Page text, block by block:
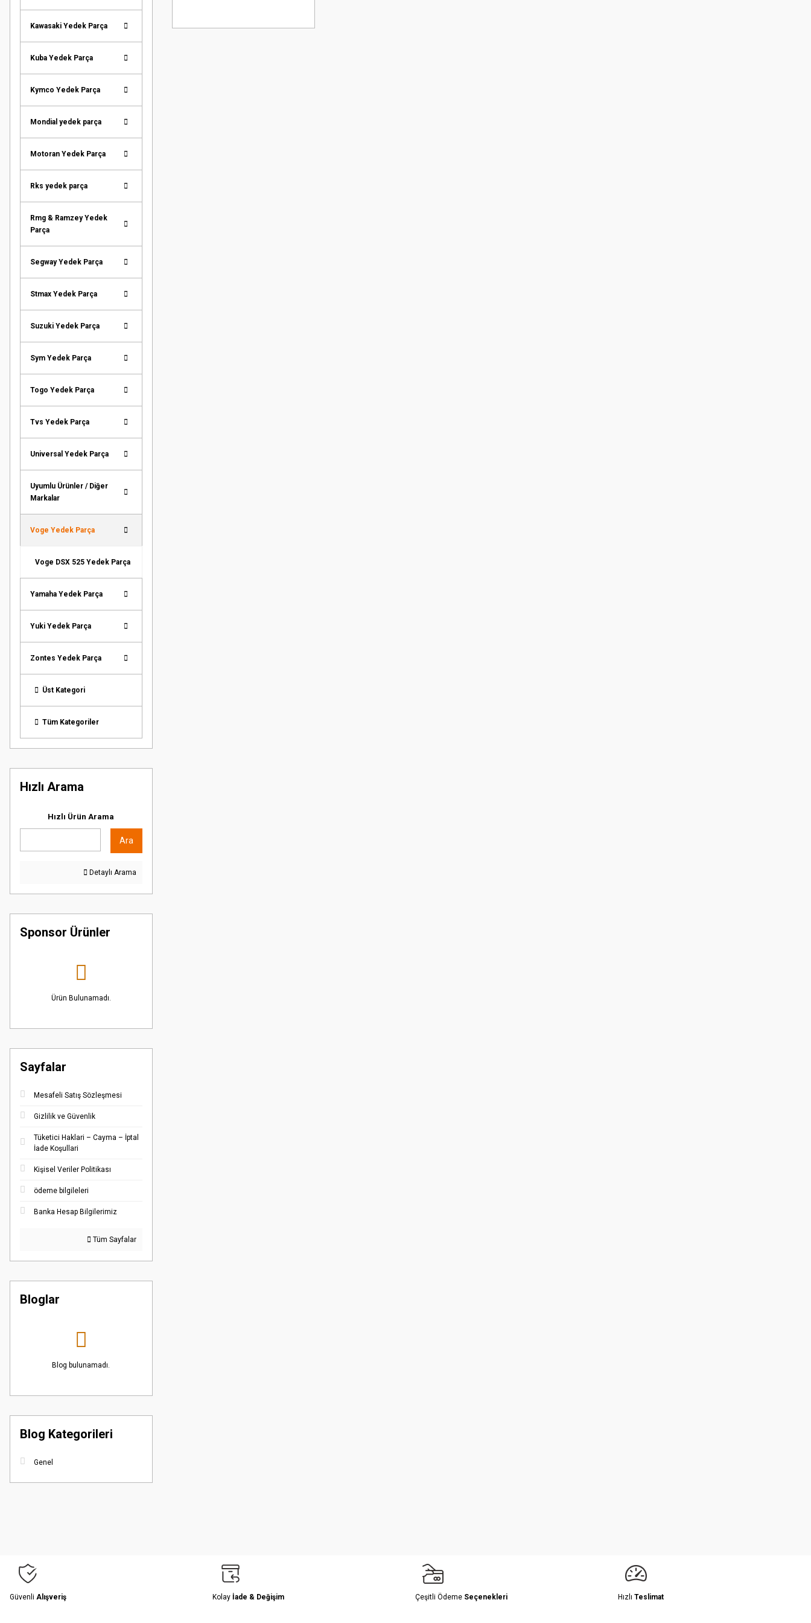
Kawasaki Yedek Parça
Kuba Yedek Parça
Kymco Yedek Parça
Mondial yedek parça
Motoran Yedek Parça
Rks yedek parça
Rmg & Ramzey Yedek
Parça
Segway Yedek Parça
Stmax Yedek Parça
Suzuki Yedek Parça
Sym Yedek Parça
Togo Yedek Parça
Tvs Yedek Parça
Universal Yedek Parça
Uyumlu Ürünler / Diğer
Markalar
Voge Yedek Parça
Voge DSX 525 Yedek Parça
Yamaha Yedek Parça
Yuki Yedek Parça
Zontes Yedek Parça
Üst Kategori
Tüm Kategoriler
Hızlı Arama
Hızlı Ürün Arama
Ara
Detaylı Arama
Sponsor Ürünler
Ürün Bulunamadı.
Sayfalar
Mesafeli Satış Sözleşmesi
Gizlilik ve Güvenlik
Tüketici Haklari – Cayma – İptal
İade Koşullari
Kişisel Veriler Politikası
ödeme bilgileleri
Banka Hesap Bilgilerimiz
Tüm Sayfalar
Bloglar
Blog bulunamadı.
Blog Kategorileri
Genel
Güvenli Alışveriş Kolay İade & Değişim Çeşitli Ödeme Seçenekleri Hızlı Teslimat